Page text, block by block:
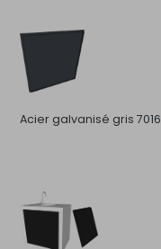
Acier galvanisé gris 7016